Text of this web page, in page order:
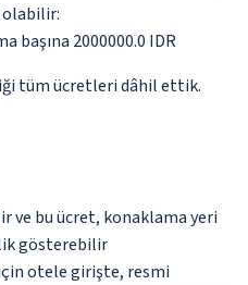
başına 2000000.0 IDR
tüm ücretleri dâhil ettik.
ve bu ücret, konaklama yeri
gösterebilir
otele girişte, resmi